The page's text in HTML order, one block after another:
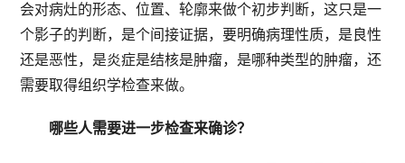
会对病灶的形态、位置、轮廓来做个初步判断，这只是一
个影子的判断，是个间接证据，要明确病理性质，是良性
还是恶性，是炎症是结核是肿瘤，是哪种类型的肿瘤，还
需要取得组织学检查来做。
哪些人需要进一步检查来确诊？